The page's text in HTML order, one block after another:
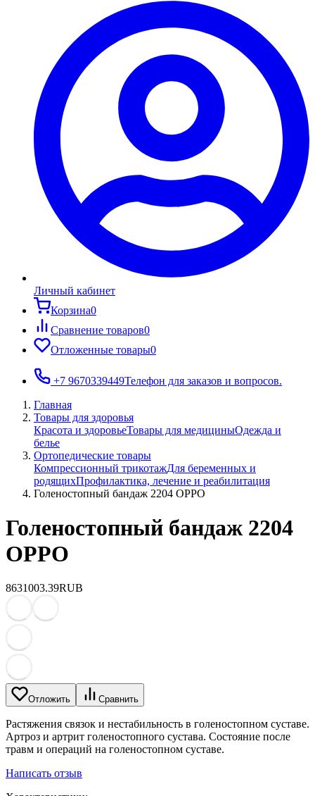
Личный кабинет
Корзина0
Сравнение товаров0
Отложенные товары0
+7 9670339449Телефон для заказов и вопросов.
Главная
Товары для здоровья
Красота и здоровьеТовары для медициныОдежда и
белье
Ортопедические товары
Компрессионный трикотажДля беременных и
родящихПрофилактика, лечение и реабилитация
Голеностопный бандаж 2204 OPPO
Голеностопный бандаж 2204
OPPO
8631003.39RUB
Отложить Сравнить
Растяжения связок и нестабильность в голеностопном суставе.
Артроз и артрит голеностопного сустава. Состояние после
травм и операций на голеностопном суставе.
Написать отзыв